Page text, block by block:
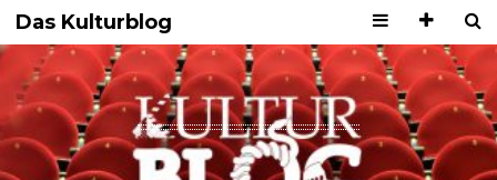
Das Kulturblog